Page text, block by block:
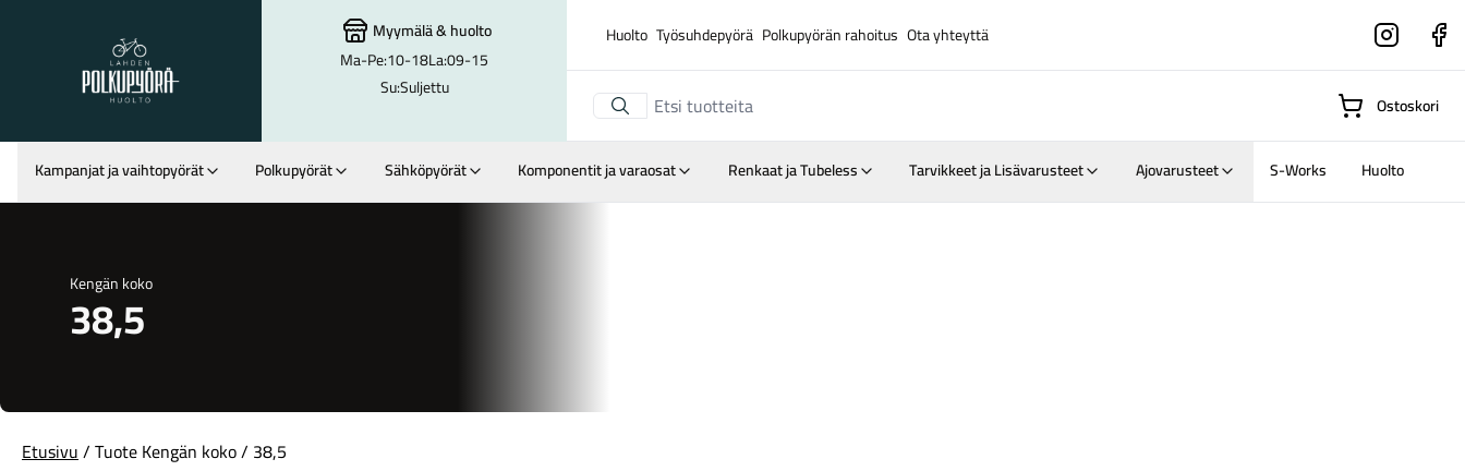
Lahden Polkupyörähuolto - etusivulle
Myymälä&huolto
Ma-Pe:10-18La:09-15
Su:Suljettu
Huolto Työsuhdepyörä Polkupyörän rahoitus Ota yhteyttä Instagram
Hakutulokset Suositut osastot
Ostoskori
Kampanjat ja vaihtopyörät Polkupyörät Sähköpyörät Komponentit ja varaosat Renkaat ja Tubeless Tarvikkeet ja Lisävarusteet Ajovarusteet S-Works Huolto
Kengän koko
38,5
Etusivu/ Tuote Kengän koko / 38,5